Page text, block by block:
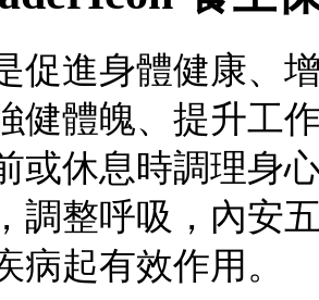
促進身體健康、
健體魄、提升工
或休息時調理身
調整呼吸，內安
病起有效作用。